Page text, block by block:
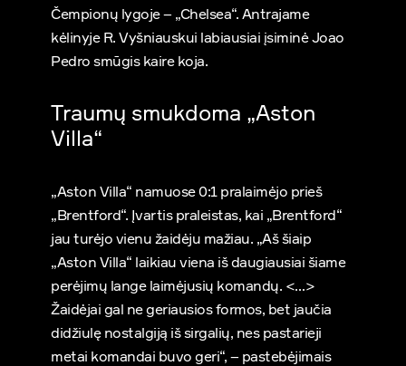
Čempionų lygoje – „Chelsea“. Antrajame
kėlinyje R. Vyšniauskui labiausiai įsiminė Joao
Pedro smūgis kaire koja.
Traumų smukdoma „Aston
Villa“
„Aston Villa“ namuose 0:1 pralaimėjo prieš
„Brentford“. Įvartis praleistas, kai „Brentford“
jau turėjo vienu žaidėju mažiau. „Aš šiaip
„Aston Villa“ laikiau viena iš daugiausiai šiame
perėjimų lange laimėjusių komandų. <…>
Žaidėjai gal ne geriausios formos, bet jaučia
didžiulę nostalgiją iš sirgalių, nes pastarieji
metai komandai buvo geri“, – pastebėjimais